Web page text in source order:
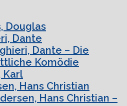
Douglas
Dante
Dante – Die
Komödie
Karl
Hans Christian
Hans Christian –